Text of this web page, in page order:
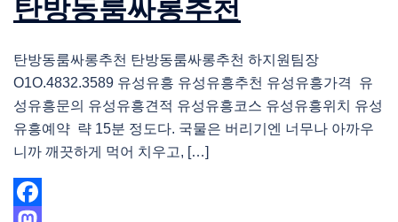
탄방동룸싸롱추천
탄방동룸싸롱추천 탄방동룸싸롱추천 하지원팀장
O1O.4832.3589 유성유흥 유성유흥추천 유성유흥가격 유
성유흥문의 유성유흥견적 유성유흥코스 유성유흥위치 유성
유흥예약 략 15분 정도다. 국물은 버리기엔 너무나 아까우
니까 깨끗하게 먹어 치우고, […]